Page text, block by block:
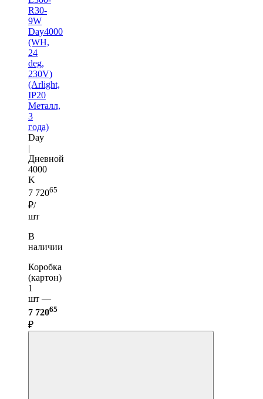
R30-
9W
Day4000
(WH,
24
deg,
230V)
(Arlight,
IP20
Металл,
3
года)
Day
|
Дневной
4000
K
7 72065
₽/
шт
В
наличии
Коробка
(картон)
1
шт —
7 72065
₽